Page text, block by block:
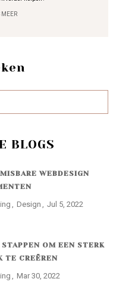
MEER
BLOGS
WEBDESIGN
Design Jul 5, 2022
STAPPEN OM EEN STERK
TE CREËREN
Mar 30, 2022